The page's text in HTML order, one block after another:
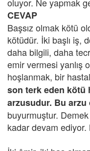
CEVAP
Başsız olmak kötü
kötüdür. İki başlı iş,
daha bilgili, daha
emir vermesi yanlış
hoşlanmak, bir
son terk eden kötü
arzusudur. Bu arzu
buyurmuştur.
kadar devam